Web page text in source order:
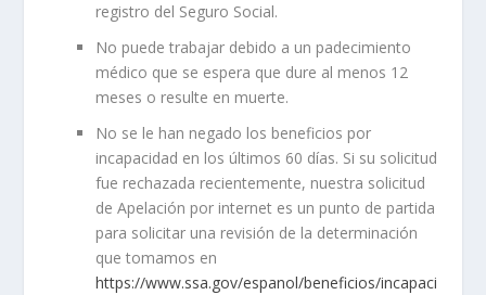
registro del Seguro Social.
No puede trabajar debido a un padecimiento
médico que se espera que dure al menos 12
meses o resulte en muerte.
No se le han negado los beneficios por
incapacidad en los últimos 60 días. Si su solicitud
fue rechazada recientemente, nuestra solicitud
de Apelación por internet es un punto de partida
para solicitar una revisión de la determinación
que tomamos en
https://www.ssa.gov/espanol/beneficios/incapaci